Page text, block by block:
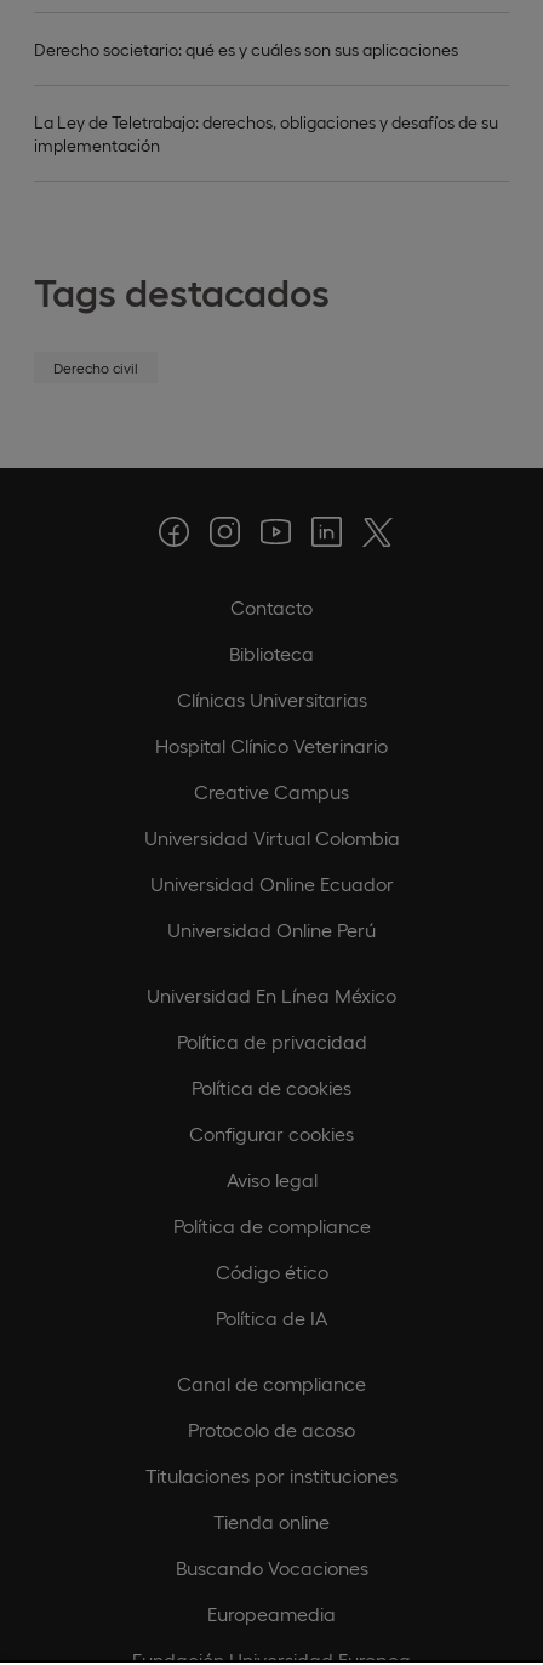
Derecho societario: qué es y cuáles son sus aplicaciones
La Ley de Teletrabajo: derechos, obligaciones y desafíos de su
implementación
Tags destacados
Derecho civil
Contacto
Biblioteca
Clínicas Universitarias
Hospital Clínico Veterinario
Creative Campus
Universidad Virtual Colombia
Universidad Online Ecuador
Universidad Online Perú
Universidad En Línea México
Política de privacidad
Política de cookies
Configurar cookies
Aviso legal
Política de compliance
Código ético
Política de IA
Canal de compliance
Protocolo de acoso
Titulaciones por instituciones
Tienda online
Buscando Vocaciones
Europeamedia
Fundación Universidad Europea